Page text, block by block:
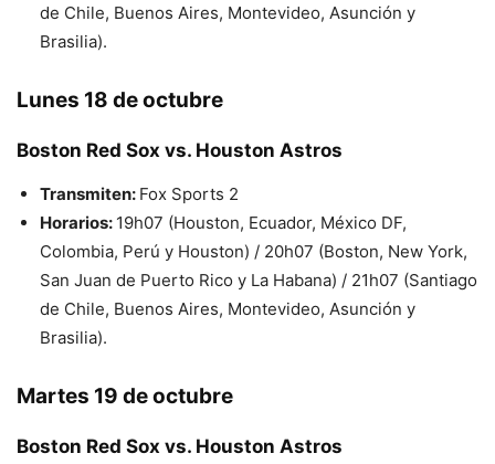
de Chile, Buenos Aires, Montevideo, Asunción y
Brasilia).
Lunes 18 de octubre
Boston Red Sox vs. Houston Astros
Transmiten: Fox Sports 2
Horarios: 19h07 (Houston, Ecuador, México DF,
Colombia, Perú y Houston) / 20h07 (Boston, New York,
San Juan de Puerto Rico y La Habana) / 21h07 (Santiago
de Chile, Buenos Aires, Montevideo, Asunción y
Brasilia).
Martes 19 de octubre
Boston Red Sox vs. Houston Astros